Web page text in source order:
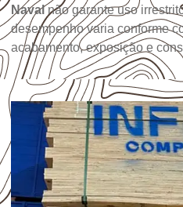
Navalnão garante uso
desempenho varia conforme
acabamento, exposição e